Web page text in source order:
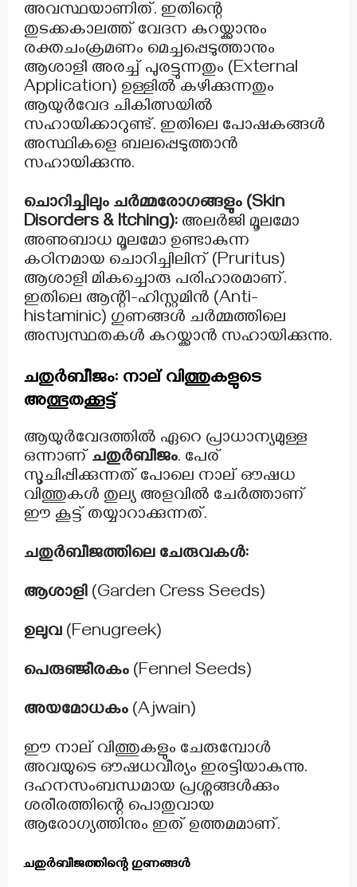
അവസ്ഥയാണിത്. ഇതിന്റെ
തുടക്കകാലത്ത് വേദന കുറയ്ക്കാനും
രക്തചംക്രമണം മെച്ചപ്പെടുത്താനും
ആശാളി അരച്ച് പുരട്ടുന്നതും (External
Application) ഉള്ളിൽ കഴിക്കുന്നതും
ആയുർവേദ ചികിത്സയിൽ
സഹായിക്കാറുണ്ട്. ഇതിലെ പോഷകങ്ങൾ
അസ്ഥികളെ ബലപ്പെടുത്താൻ
സഹായിക്കുന്നു.
ചൊറിച്ചിലും ചർമ്മരോഗങ്ങളും (Skin
Disorders & Itching): അലർജി മൂലമോ
അണുബാധ മൂലമോ ഉണ്ടാകുന്ന
കഠിനമായ ചൊറിച്ചിലിന് (Pruritus)
ആശാളി മികച്ചൊരു പരിഹാരമാണ്.
ഇതിലെ ആന്റി-ഹിസ്റ്റമിൻ (Anti-
histaminic) ഗുണങ്ങൾ ചർമ്മത്തിലെ
അസ്വസ്ഥതകൾ കുറയ്ക്കാൻ സഹായിക്കുന്നു.
ചതുർബീജം: നാല് വിത്തുകളുടെ
അത്ഭുതക്കൂട്ട്
ആയുർവേദത്തിൽ ഏറെ പ്രാധാന്യമുള്ള
ഒന്നാണ് ചതുർബീജം. പേര്
സൂചിപ്പിക്കുന്നത് പോലെ നാല് ഔഷധ
വിത്തുകൾ തുല്യ അളവിൽ ചേർത്താണ്
ഈ കൂട്ട് തയ്യാറാക്കുന്നത്.
ചതുർബീജത്തിലെ ചേരുവകൾ:
ആശാളി (Garden Cress Seeds)
ഉലുവ (Fenugreek)
പെരുഞ്ജീരകം (Fennel Seeds)
അയമോധകം (Ajwain)
ഈ നാല് വിത്തുകളും ചേരുമ്പോൾ
അവയുടെ ഔഷധവീര്യം ഇരട്ടിയാകുന്നു.
ദഹനസംബന്ധമായ പ്രശ്നങ്ങൾക്കും
ശരീരത്തിന്റെ പൊതുവായ
ആരോഗ്യത്തിനും ഇത് ഉത്തമമാണ്.
ചതുർബീജത്തിന്റെ ഗുണങ്ങൾ